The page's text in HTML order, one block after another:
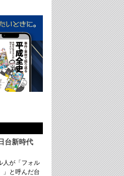
台新時代
人が「フォル
」と呼んだ台